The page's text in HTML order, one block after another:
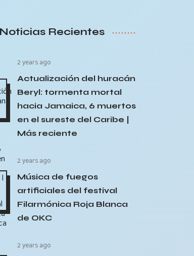
Noticias Recientes
2 years ago
Actualización del huracán
Beryl: tormenta mortal
hacia Jamaica, 6 muertos
en el sureste del Caribe |
Más reciente
2 years ago
Música de fuegos
artificiales del festival
Filarmónica Roja Blanca
de OKC
2 years ago